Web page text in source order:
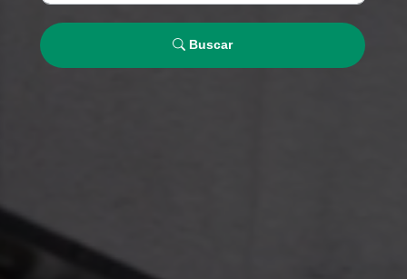
Buscar